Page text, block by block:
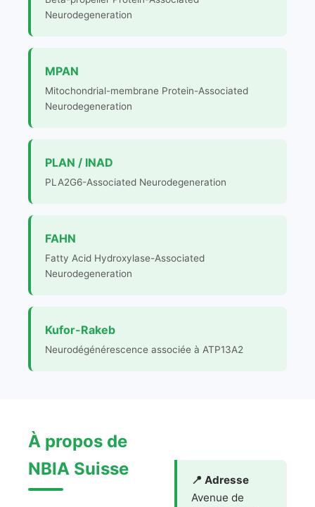
Neurodegeneration
MPAN
Mitochondrial-membrane Protein-Associated
Neurodegeneration
PLAN / INAD
PLA2G6-Associated Neurodegeneration
FAHN
Fatty Acid Hydroxylase-Associated
Neurodegeneration
Kufor-Rakeb
Neurodégénérescence associée à ATP13A2
À propos de
NBIA Suisse
📍 Adresse
Avenue de